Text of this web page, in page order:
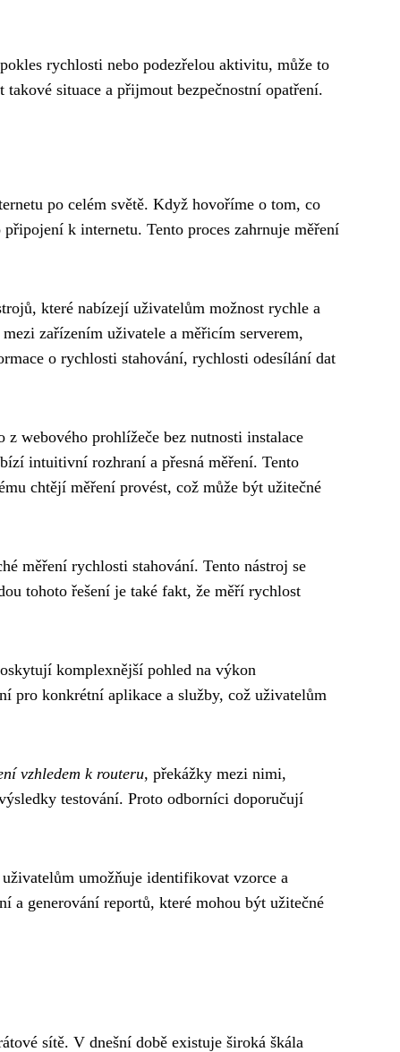
rychlosti nebo podezřelou aktivitu, může to
situace a přijmout bezpečnostní opatření.
po celém světě. Když hovoříme o tom, co
k internetu. Tento proces zahrnuje měření
které nabízejí uživatelům možnost rychle a
zařízením uživatele a měřicím serverem,
o rychlosti stahování, rychlosti odesílání dat
webového prohlížeče bez nutnosti instalace
intuitivní rozhraní a přesná měření. Tento
chtějí měření provést, což může být užitečné
měření rychlosti stahování. Tento nástroj se
tohoto řešení je také fakt, že měří rychlost
komplexnější pohled na výkon
pro konkrétní aplikace a služby, což uživatelům
vzhledem k routeru, překážky mezi nimi,
testování. Proto odborníci doporučují
umožňuje identifikovat vzorce a
a generování reportů, které mohou být užitečné
sítě. V dnešní době existuje široká škála